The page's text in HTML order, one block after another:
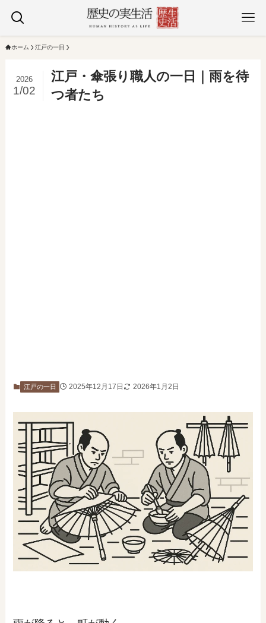
ホーム 江戸の一日
江戸・傘張り職人の一日｜雨を待
つ者たち
2026
1/02
江戸の一日 2025年12月17日 2026年1月2日